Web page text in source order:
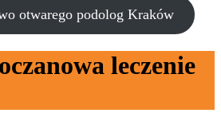
otwarego podolog Kraków
leczenie